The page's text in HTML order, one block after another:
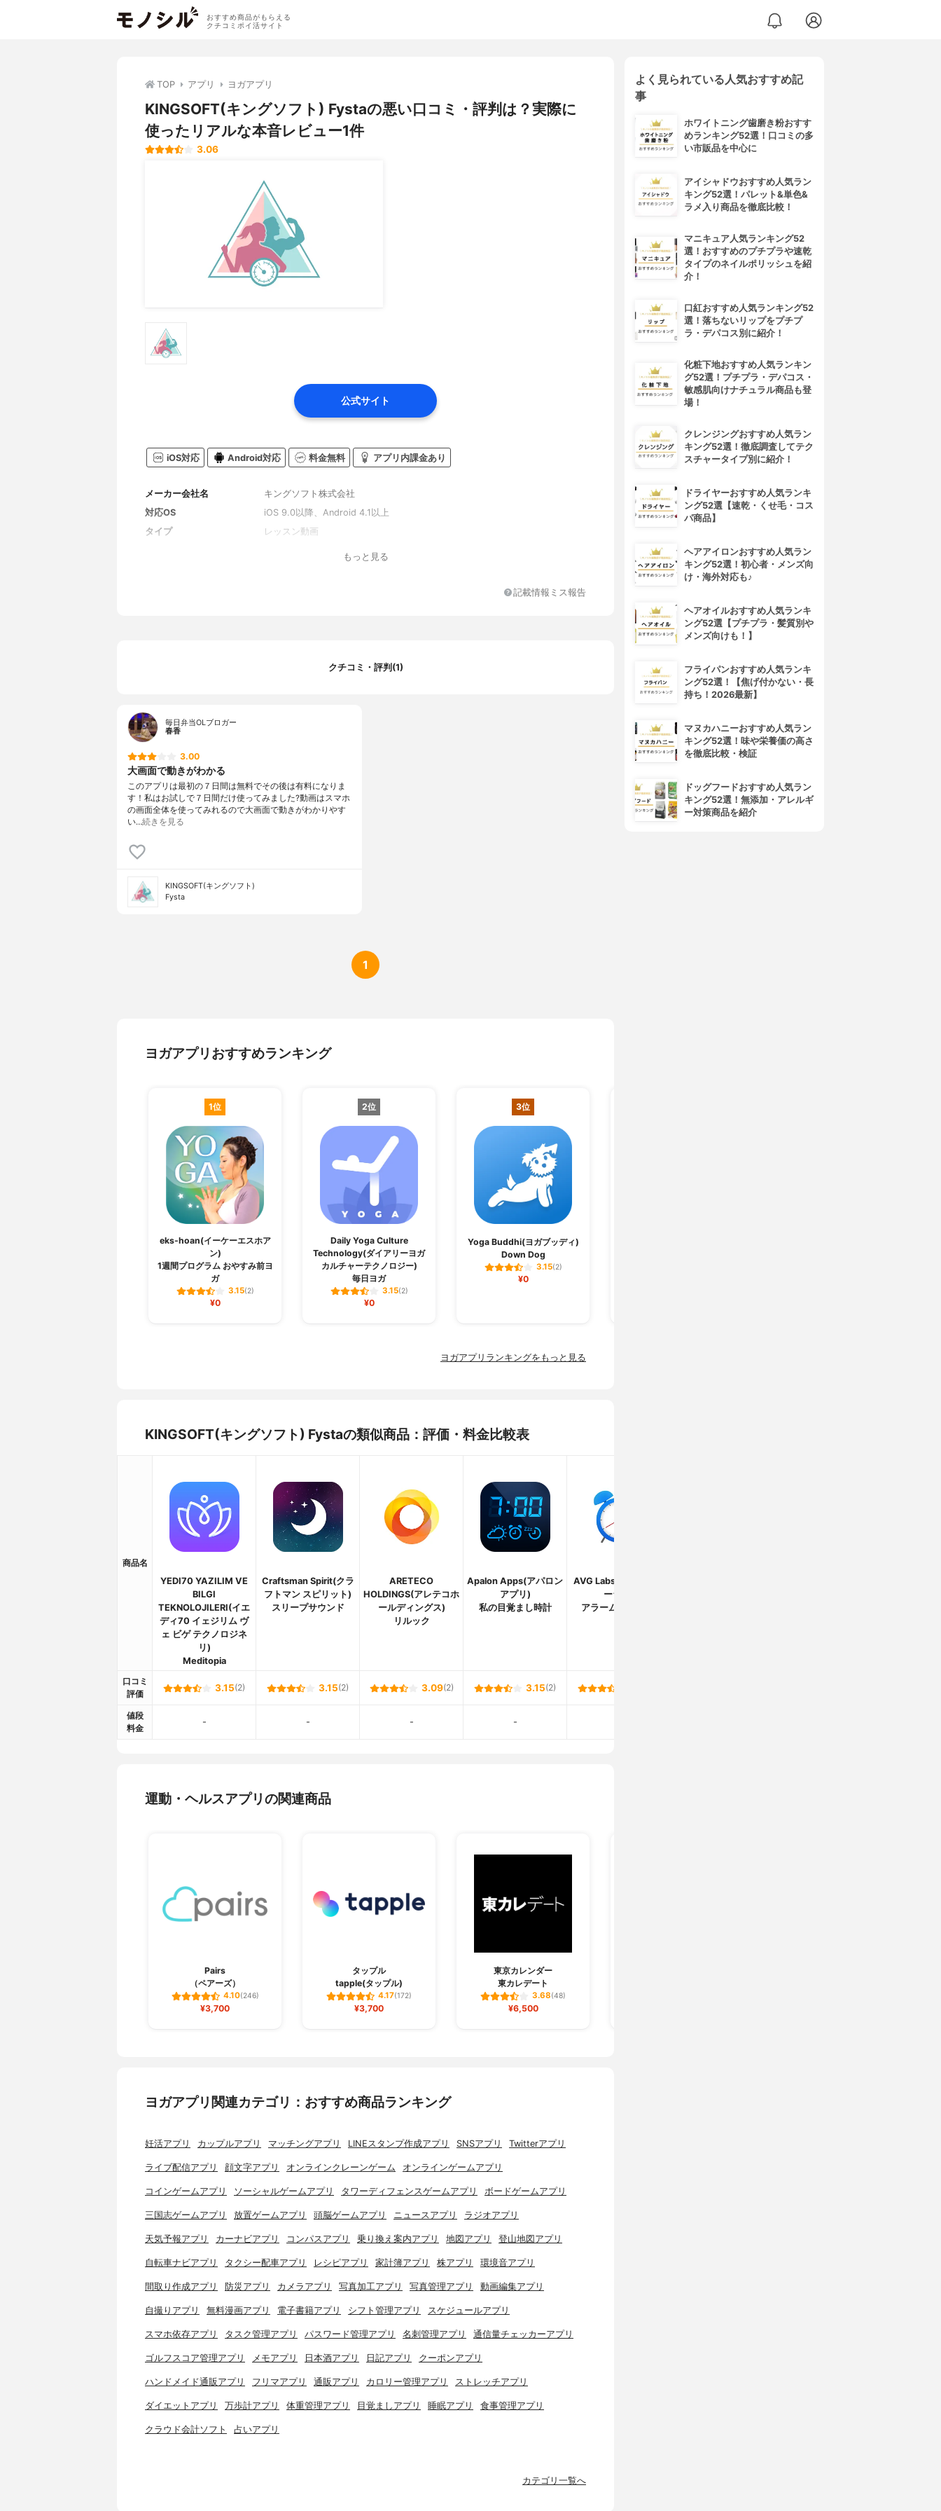
おすすめ商品がもらえる
クチコミポイ活サイト
TOP アプリ ヨガアプリ
KINGSOFT(キングソフト) Fystaの悪い口コミ・評判は？実際に
使ったリアルな本音レビュー1件
3.06
公式サイト
iOS対応 Android対応 料金無料 アプリ内課金あり
メーカー会社名
キングソフト株式会社
対応OS
iOS 9.0以降、Android 4.1以上
タイプ
レッスン動画
もっと見る
記載情報ミス報告
クチコミ・評判(1)
毎日弁当OLブロガー
春香
3.00
大画面で動きがわかる
このアプリは最初の７日間は無料でその後は有料になりま
す！私はお試しで７日間だけ使ってみました?動画はスマホ
の画面全体を使ってみれるので大画面で動きがわかりやす
い…続きを見る
KINGSOFT(キングソフト)
Fysta
1
ヨガアプリおすすめランキング
1位
eks-hoan(イーケーエスホア
ン)
1週間プログラム おやすみ前ヨ
ガ
3.15(2)
¥0
2位
Daily Yoga Culture
Technology(ダイアリーヨガ
カルチャーテクノロジー)
毎日ヨガ
3.15(2)
¥0
3位
Yoga Buddhi(ヨガブッディ)
Down Dog
3.15(2)
¥0
ヨガアプリランキングをもっと見る
KINGSOFT(キングソフト) Fystaの類似商品：評価・料金比較表
商品名
YEDI70 YAZILIM VE
BILGI
TEKNOLOJILERI(イエ
ディ70 イェジリム ヴ
ェ ビゲ テクノロジネ
リ)
Meditopia
Craftsman Spirit(クラ
フトマン スピリット)
スリープサウンド
ARETECO
HOLDINGS(アレテコホ
ールディングス)
リルック
Apalon Apps(アパロン
アプリ)
私の目覚まし時計
AVG Labs(エーブイジ
ーラボ)
アラーム クロック
口コミ
評価
3.15(2) 3.15(2) 3.09(2) 3.15(2)
値段
料金
- - - -
運動・ヘルスアプリの関連商品
Pairs
（ペアーズ）
4.10(246)
¥3,700
タップル
tapple(タップル)
4.17(172)
¥3,700
東京カレンダー
東カレデート
3.68(48)
¥6,500
ヨガアプリ関連カテゴリ：おすすめ商品ランキング
妊活アプリ カップルアプリ マッチングアプリ LINEスタンプ作成アプリ SNSアプリ Twitterアプリ
ライブ配信アプリ 顔文字アプリ オンラインクレーンゲーム オンラインゲームアプリ
コインゲームアプリ ソーシャルゲームアプリ タワーディフェンスゲームアプリ ボードゲームアプリ
三国志ゲームアプリ 放置ゲームアプリ 頭脳ゲームアプリ ニュースアプリ ラジオアプリ
天気予報アプリ カーナビアプリ コンパスアプリ 乗り換え案内アプリ 地図アプリ 登山地図アプリ
自転車ナビアプリ タクシー配車アプリ レシピアプリ 家計簿アプリ 株アプリ 環境音アプリ
間取り作成アプリ 防災アプリ カメラアプリ 写真加工アプリ 写真管理アプリ 動画編集アプリ
自撮りアプリ 無料漫画アプリ 電子書籍アプリ シフト管理アプリ スケジュールアプリ
スマホ依存アプリ タスク管理アプリ パスワード管理アプリ 名刺管理アプリ 通信量チェッカーアプリ
ゴルフスコア管理アプリ メモアプリ 日本酒アプリ 日記アプリ クーポンアプリ
ハンドメイド通販アプリ フリマアプリ 通販アプリ カロリー管理アプリ ストレッチアプリ
ダイエットアプリ 万歩計アプリ 体重管理アプリ 目覚ましアプリ 睡眠アプリ 食事管理アプリ
クラウド会計ソフト 占いアプリ
カテゴリ一覧へ
よく見られている人気おすすめ記
事
ホワイトニング歯磨き粉おすす
めランキング52選！口コミの多
い市販品を中心に
アイシャドウおすすめ人気ラン
キング52選！パレット&単色&
ラメ入り商品を徹底比較！
マニキュア人気ランキング52
選！おすすめのプチプラや速乾
タイプのネイルポリッシュを紹
介！
口紅おすすめ人気ランキング52
選！落ちないリップをプチプ
ラ・デパコス別に紹介！
化粧下地おすすめ人気ランキン
グ52選！プチプラ・デパコス・
敏感肌向けナチュラル商品も登
場！
クレンジングおすすめ人気ラン
キング52選！徹底調査してテク
スチャータイプ別に紹介！
ドライヤーおすすめ人気ランキ
ング52選【速乾・くせ毛・コス
パ商品】
ヘアアイロンおすすめ人気ラン
キング52選！初心者・メンズ向
け・海外対応も♪
ヘアオイルおすすめ人気ランキ
ング52選【プチプラ・髪質別や
メンズ向けも！】
フライパンおすすめ人気ランキ
ング52選！【焦げ付かない・長
持ち！2026最新】
マヌカハニーおすすめ人気ラン
キング52選！味や栄養価の高さ
を徹底比較・検証
ドッグフードおすすめ人気ラン
キング52選！無添加・アレルギ
ー対策商品を紹介